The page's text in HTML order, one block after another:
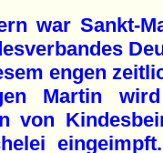
war Sankt-
engen
Martin
von